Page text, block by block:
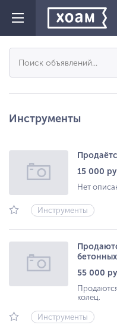
Инструменты
15 000
Нет
Инструменты
55 000
колец.
Инструменты